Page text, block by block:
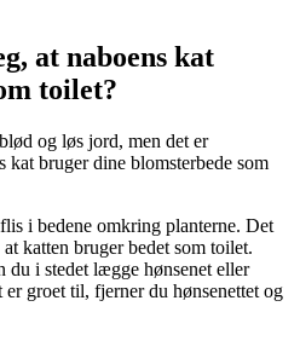
at naboens kat
toilet?
og løs jord, men det er
kat bruger dine blomsterbede som
i bedene omkring planterne. Det
katten bruger bedet som toilet.
du i stedet lægge hønsenet eller
groet til, fjerner du hønsenettet og